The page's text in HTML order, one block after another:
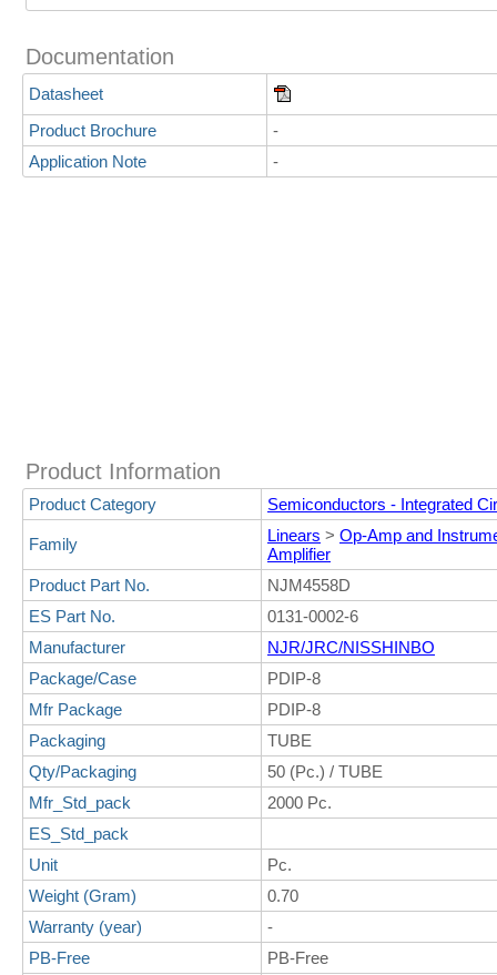
Documentation
Datasheet
Product Brochure
-
Application Note
-
Product Information
Product Category Semiconductors - Integrated
Family Linears > Op-Amp and
Amplifier
Product Part No.
NJM4558D
ES Part No.
0131-0002-6
Manufacturer
NJR/JRC/NISSHINBO
Package/Case
PDIP-8
Mfr Package
PDIP-8
Packaging
TUBE
Qty/Packaging
50 (Pc.) / TUBE
Mfr_Std_pack
2000 Pc.
ES_Std_pack
Unit
Pc.
Weight (Gram)
0.70
Warranty (year)
-
PB-Free
PB-Free